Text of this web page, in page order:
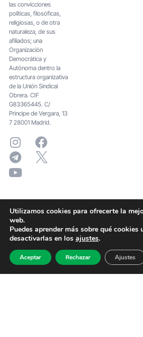
las convicciones
políticas, filosóficas,
religiosas, o de otra
naturaleza, de sus
afiliados; una
Organización
Democrática y
Autónoma dentro la
estructura organizativa
de la Unión Sindical
Obrera. CIF
G83365445. C/
Principe de Vergara, 13
7 28001 Madrid.
Utilizamos cookies para ofrecerte la
web.
Puedes aprender más sobre qué cookies
desactivarlas en los ajustes.
Aceptar Rechazar Ajustes